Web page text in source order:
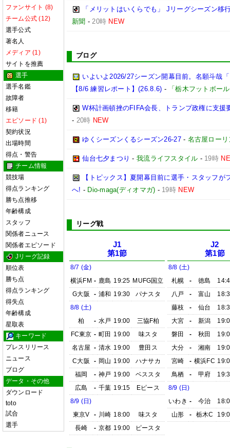
ファンサイト (8)
チーム公式 (12)
選手公式
著名人
メディア (1)
サイトを推薦
選手
選手名鑑
故障者
移籍
エピソード (1)
契約状況
出場時間
得点・警告
チーム情報
競技場
得点ランキング
勝ち点推移
年齢構成
スタッフ
関係者ニュース
関係者エピソード
Jリーグ記録
順位表
勝ち点
得点ランキング
得失点
年齢構成
星取表
キーワード
プレスリリース
ニュース
ブログ
データ・その他
ダウンロード
toto
試合
選手
「メリットはいくらでも」 Jリーグシーズン移
新聞 -20時 NEW
ブログ
いよいよ2026/27シーズン開幕目前。名願斗哉
【8/6 練習レポート】(26.8.6) - 「栃木フットボー
W杯計画頓挫のFIFA会長、トランプ政権に支援
- 20時 NEW
ゆくシーズンくるシーズン26-27- 名古屋ロー
仙台七夕まつり - 我流ライフスタイル - 19時
【トピックス】夏開幕目前に選手・スタッフ
へ! - Dio-maga(ディオマガ) - 19時 NEW
リーグ戦
J1
第1節
8/7 (金)
横浜FM - 鹿島 19:25 MUFG国立
G大阪
- 浦和 19:30
パナスタ
8/8 (土)
柏
- 水戸 19:00
三協F柏
FC東京 - 町田 19:00
味スタ
名古屋 - 清水 19:00
豊田ス
C大阪
- 岡山 19:00
ハナサカ
福岡
- 神戸 19:00
ベススタ
広島
- 千葉 19:15
Eピース
8/9 (日)
東京V
- 川崎 18:00
味スタ
長崎
- 京都 19:00 ピースタ
J2
第1節
8/8 (土)
札幌
- 徳島
八戸
- 富山
藤枝
- 仙台
大宮
- 新潟
磐田
- 秋田
大分
- 湘南
宮崎
- 横浜FC
鳥栖
- 甲府
8/9 (日)
いわき - 今治
山形
- 栃木C